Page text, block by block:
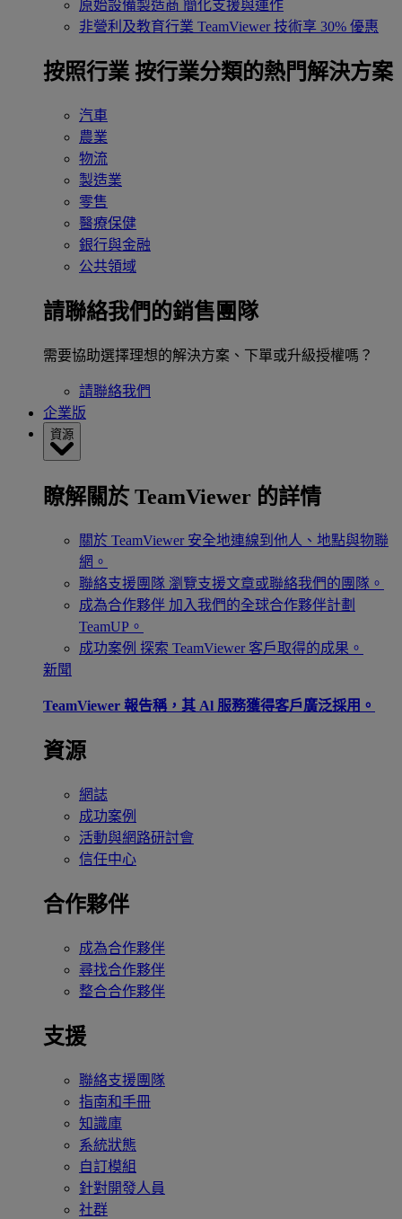
原始設備製造商 簡化支援與運作
非營利及教育行業 TeamViewer 技術享 30% 優惠
按照行業 按行業分類的熱門解決方案
汽車
農業
物流
製造業
零售
醫療保健
銀行與金融
公共領域
請聯絡我們的銷售團隊
需要協助選擇理想的解決方案、下單或升級授權嗎？
請聯絡我們
企業版
資源
瞭解關於 TeamViewer 的詳情
關於 TeamViewer 安全地連線到他人、地點與物聯
網。
聯絡支援團隊 瀏覽支援文章或聯絡我們的團隊。
成為合作夥伴 加入我們的全球合作夥伴計劃
TeamUP。
成功案例 探索 TeamViewer 客戶取得的成果。
新聞
TeamViewer 報告稱，其 Al 服務獲得客戶廣泛採用。
資源
網誌
成功案例
活動與網路研討會
信任中心
合作夥伴
成為合作夥伴
尋找合作夥伴
整合合作夥伴
支援
聯絡支援團隊
指南和手冊
知識庫
系統狀態
自訂模組
針對開發人員
社群